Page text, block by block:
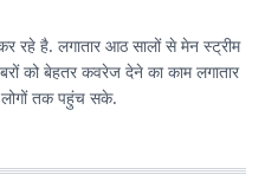
रहे है. लगातार आठ सालों से मेन स्ट्रीम
को बेहतर कवरेज देने का काम लगातार
तक पहुंच सके.